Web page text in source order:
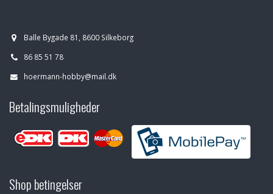
Balle Bygade 81, 8600 Silkeborg
86 85 51 78
hoermann-hobby@mail.dk
Betalingsmuligheder
Shop betingelser